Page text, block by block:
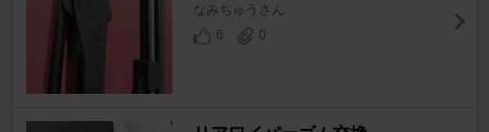
なみちゅうさん
6
0